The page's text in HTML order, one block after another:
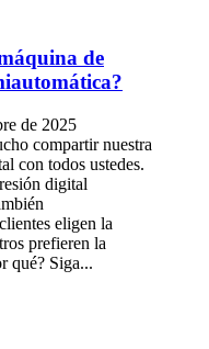
de
de 2025
compartir nuestra
con todos ustedes.
digital
eligen la
prefieren la
qué? Siga...